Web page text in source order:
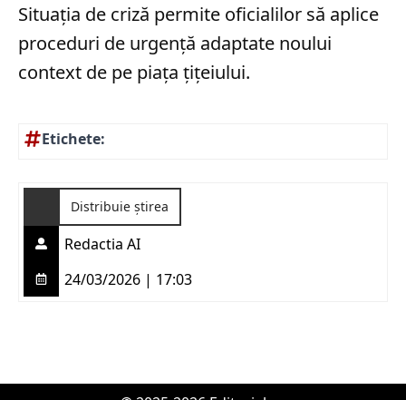
Situația de criză permite oficialilor să aplice
proceduri de urgență adaptate noului
context de pe piața țițeiului.
Etichete:
Distribuie știrea
Redactia AI
24/03/2026 | 17:03